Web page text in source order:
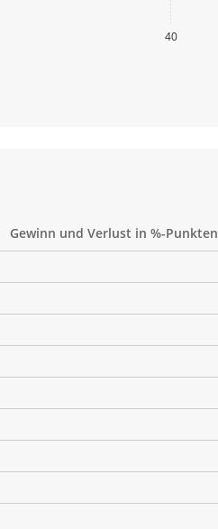
40
Gewinn und Verlust in %-Punkten